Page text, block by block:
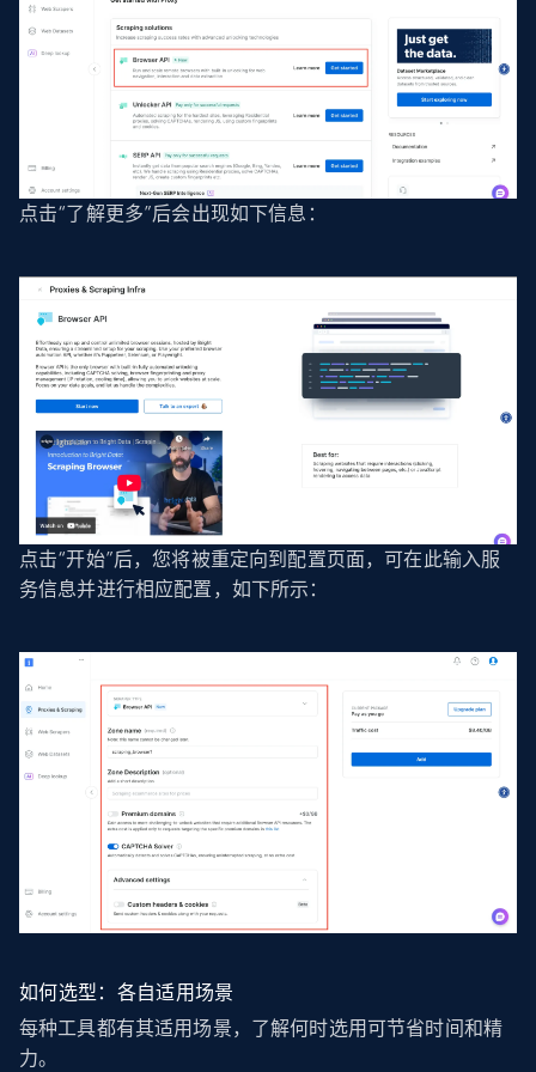
点击“了解更多”后会出现如下信息：
点击“开始”后，您将被重定向到配置页面，可在此输入服
务信息并进行相应配置，如下所示：
如何选型：各自适用场景
每种工具都有其适用场景，了解何时选用可节省时间和精
力。